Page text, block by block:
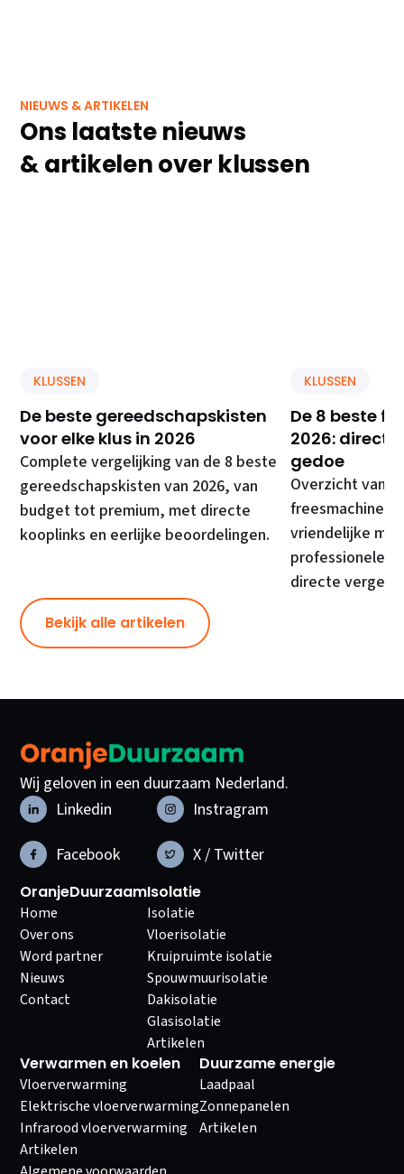
NIEUWS & ARTIKELEN
Ons laatste nieuws
& artikelen over klussen
KLUSSEN
De beste gereedschapskisten
voor elke klus in 2026
Complete vergelijking van de 8 beste
gereedschapskisten van 2026, van
budget tot premium, met directe
kooplinks en eerlijke beoordelingen.
KLUSSEN
De 8 beste
2026: direct
gedoe
Overzicht van
freesmachines,
vriendelijke
professionele
directe
Bekijk alle artikelen
Wij geloven in een duurzaam Nederland.
Linkedin
Instragram
Facebook
X / Twitter
OranjeDuurzaam
Home
Over ons
Word partner
Nieuws
Contact
Isolatie
Isolatie
Vloerisolatie
Kruipruimte isolatie
Spouwmuurisolatie
Dakisolatie
Glasisolatie
Artikelen
Verwarmen en koelen
Vloerverwarming
Elektrische vloerverwarming
Infrarood vloerverwarming
Artikelen
Duurzame energie
Laadpaal
Zonnepanelen
Artikelen